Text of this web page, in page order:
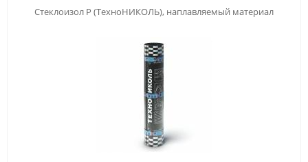
Стеклоизол Р (ТехноНИКОЛЬ), наплавляемый материал